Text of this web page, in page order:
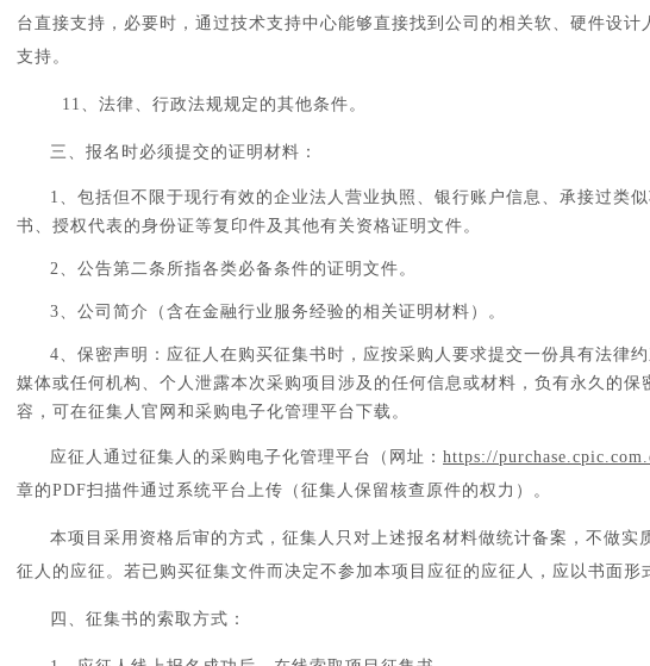
台直接支持，必要时，通过技术支持中心能够直接找到公司的相关软、硬件设
支持。
11、法律、行政法规规定的其他条件。
三、报名时必须提交的证明材料：
1、包括但不限于现行有效的企业法人营业执照、银行账户信息、承接过类
书、授权代表的身份证等复印件及其他有关资格证明文件。
2、公告第二条所指各类必备条件的证明文件。
3、公司简介（含在金融行业服务经验的相关证明材料）。
4、保密声明：应征人在购买征集书时，应按采购人要求提交一份具有法律
媒体或任何机构、个人泄露本次采购项目涉及的任何信息或材料，负有永久的
容，可在征集人官网和采购电子化管理平台下载。
应征人通过征集人的采购电子化管理平台（网址： https://
章的PDF扫描件通过系统平台上传（征集人保留核查原件的权力）。
本项目采用资格后审的方式，征集人只对上述报名材料做统计备案，不做
征人的应征。若已购买征集文件而决定不参加本项目应征的应征人，应以书面形
四、征集书的索取方式：